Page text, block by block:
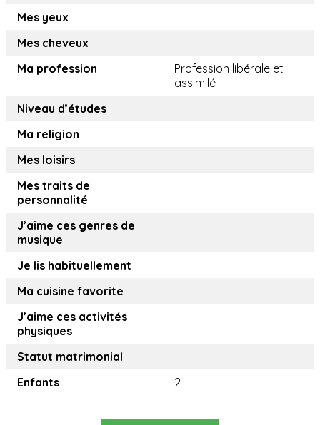
Mes yeux
Mes cheveux
Ma profession
Profession libérale et
assimilé
Niveau d’études
Ma religion
Mes loisirs
Mes traits de
personnalité
J’aime ces genres de
musique
Je lis habituellement
Ma cuisine favorite
J’aime ces activités
physiques
Statut matrimonial
Enfants
2